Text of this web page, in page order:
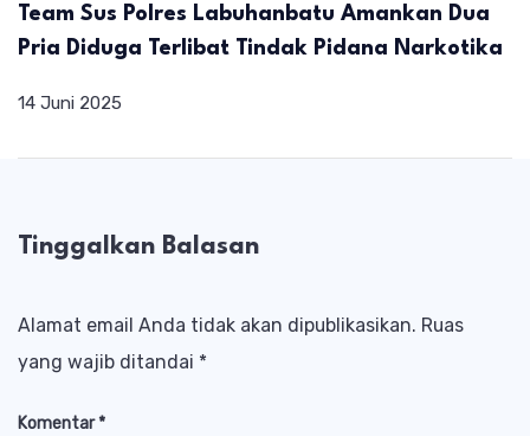
Team Sus Polres Labuhanbatu Amankan Dua
Pria Diduga Terlibat Tindak Pidana Narkotika
14 Juni 2025
Tinggalkan Balasan
Alamat email Anda tidak akan dipublikasikan. Ruas
yang wajib ditandai *
Komentar*